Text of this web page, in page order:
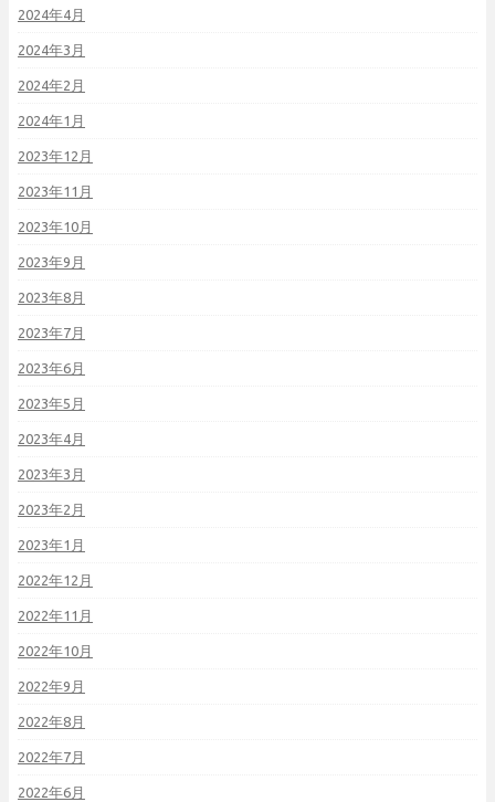
2024年4月
2024年3月
2024年2月
2024年1月
2023年12月
2023年11月
2023年10月
2023年9月
2023年8月
2023年7月
2023年6月
2023年5月
2023年4月
2023年3月
2023年2月
2023年1月
2022年12月
2022年11月
2022年10月
2022年9月
2022年8月
2022年7月
2022年6月